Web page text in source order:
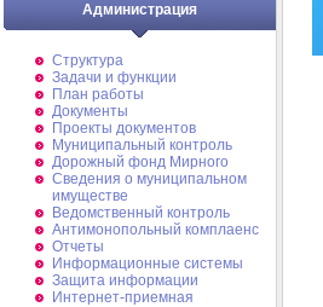
Администрация
Структура
Задачи и функции
План работы
Документы
Проекты документов
Муниципальный контроль
Дорожный фонд Мирного
Cведения о муниципальном
имуществе
Ведомственный контроль
Антимонопольный комплаенс
Отчеты
Информационные системы
Защита информации
Интернет-приемная